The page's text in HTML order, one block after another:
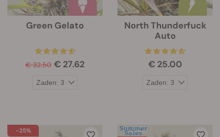
Green Gelato
€ 32.50 € 27.62
North Thunderfuck
Auto
€ 25.00
-25%